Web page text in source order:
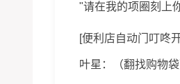
"请在我的项圈刻上
[便利店自动门叮咚
叶星：（翻找购物